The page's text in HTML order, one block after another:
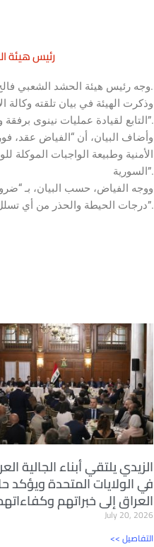
رئيس هيئة
وجه رئيس هيئة الحشد الشعبي فالح الفياض، يوم السبت، بضرورة تعزيز التنسيق والتكامل مع مختلف القوات الأمنية في مسك الحدود.
التابع لقيادة عمليات نينوى برفقة وفد من قيادات الحشد الشعبي”.
وأضاف البيان، أن “الفياض عقد،
الأمنية وطبيعة الواجبات الموكلة
السورية”.
ووجه الفياض، حسب البيان، بـ
درجات الحيطة والحذر من أي تسلل إرهابي محتمل، وتكثيف الجهد الاستخباري بما ينسجم مع طبيعة التحديات الأمنية الراهنة”.
الزيدي يلتقي أبناء الجالية
في الولايات المتحدة ويؤكد
العراق إلى خبراتهم
July 20, 2026
<< التفاصيل